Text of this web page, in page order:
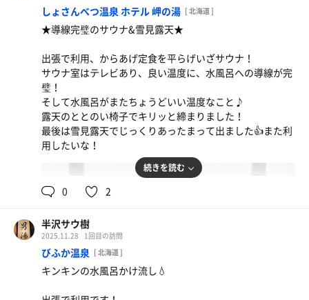
しょさんべつ温泉 ホテル 岬の湯 [ 北海道 ]
★導線完璧のサウナ&雪見露天★
出張で利用、からあげ定食を平らげいざサウナ！
サウナ室はテレビあり、良い温度に、水風呂への導線が完
璧！
そして水風呂がまたちょうどいい温度なこと♪
露天のととのい椅子でキリッと締まりました！
最後は雪見露天でじっくりあったまって出ました👍また利
用したいな！
続きを読む
0 2
半沢サウ樹
2025.11.28 1回目の訪問
びふか温泉 [ 北海道 ]
キンキンの水風呂かけ流し💧